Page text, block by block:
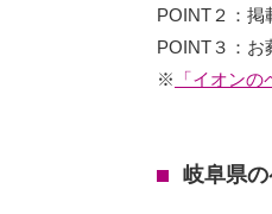
POINT２：掲
POINT３：お
※
「イオンの
岐阜県